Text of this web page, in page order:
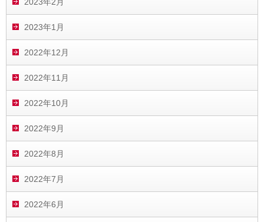
2023年2月
2023年1月
2022年12月
2022年11月
2022年10月
2022年9月
2022年8月
2022年7月
2022年6月